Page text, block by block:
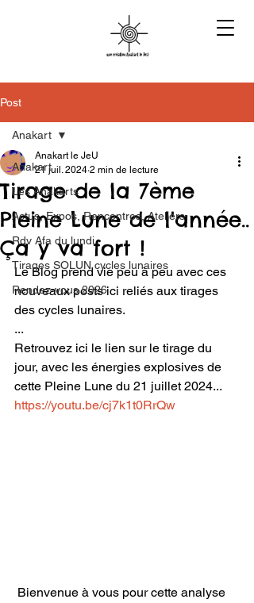
Post
Anakart
Les Anakarts
Actus, Expos, Rencontres, Ateliers
Rdv Afa du lundi
Tirages SOLUN cycles lunaires
Rendez-vous 2026
Anakart
Tirage de la 7ème
Pleine Lune de l'année..
Ça y va fort !
Anakart le JeU
21 juil. 2024 2 min de lecture
Le Blog prend vie peu à peu avec ces
nouveaux posts ici reliés aux tirages
des cycles lunaires.
...
Retrouvez ici le lien sur le tirage du
jour, avec les énergies explosives de
cette Pleine Lune du 21 juillet 2024...
https://youtu.be/cj7k1t0RrQw
Bienvenue à vous pour cette analyse